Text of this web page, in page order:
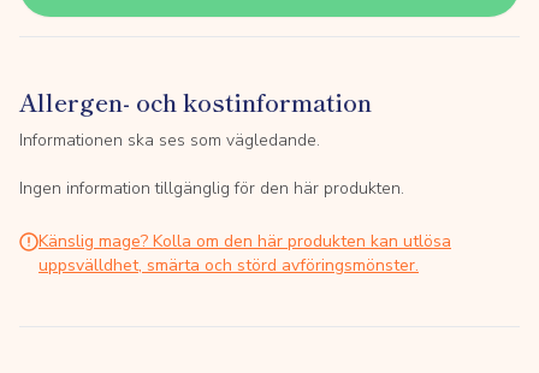
Allergen- och kostinformation
Informationen ska ses som vägledande.
Ingen information tillgänglig för den här produkten.
Känslig mage? Kolla om den här produkten kan utlösa
uppsvälldhet, smärta och störd avföringsmönster.